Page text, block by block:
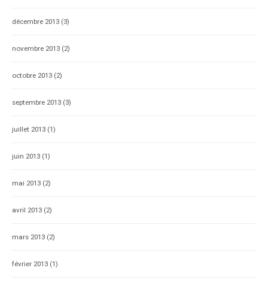
décembre 2013 (3)
novembre 2013 (2)
octobre 2013 (2)
septembre 2013 (3)
juillet 2013 (1)
juin 2013 (1)
mai 2013 (2)
avril 2013 (2)
mars 2013 (2)
février 2013 (1)